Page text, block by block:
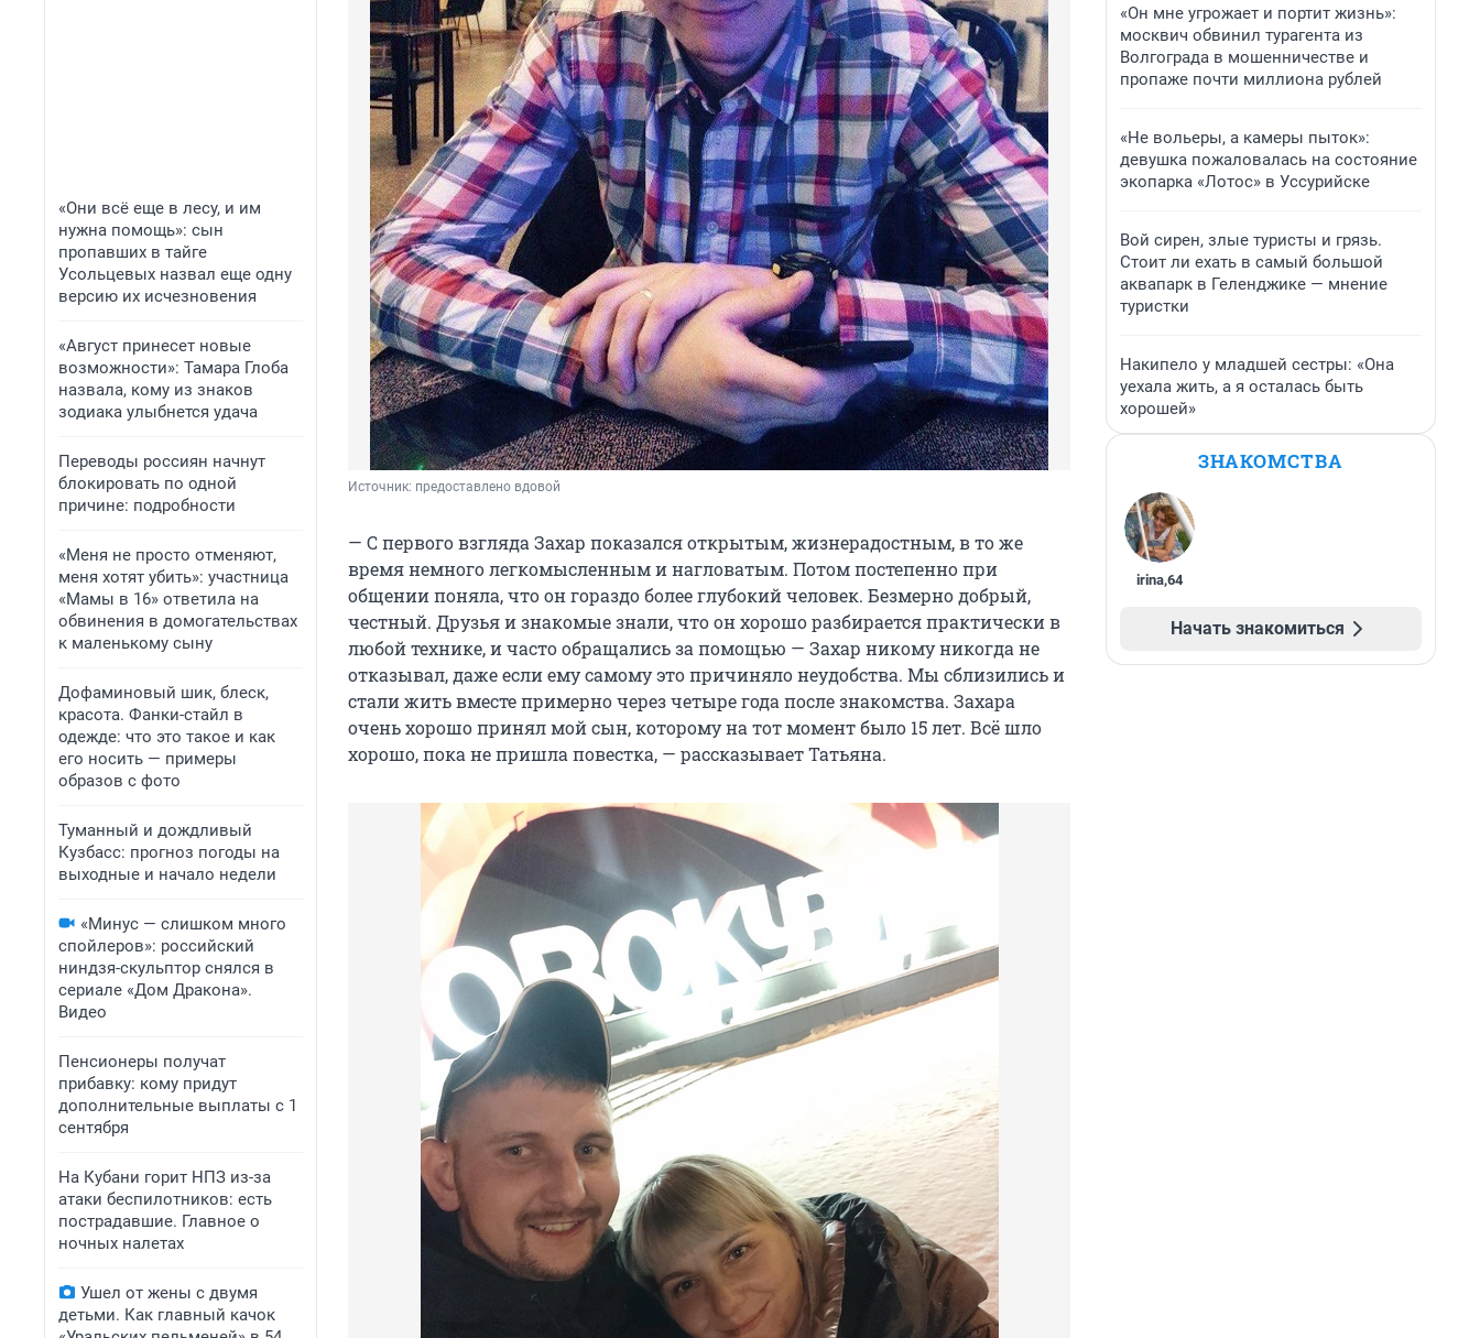
«Они всё еще в лесу, и им
нужна помощь»: сын
пропавших в тайге
Усольцевых назвал еще одну
версию их исчезновения
«Август принесет новые
возможности»: Тамара Глоба
назвала, кому из знаков
зодиака улыбнется удача
Переводы россиян начнут
блокировать по одной
причине: подробности
«Меня не просто отменяют,
меня хотят убить»: участница
«Мамы в 16» ответила на
обвинения в домогательствах
к маленькому сыну
Дофаминовый шик, блеск,
красота. Фанки-стайл в
одежде: что это такое и как
его носить — примеры
образов с фото
Туманный и дождливый
Кузбасс: прогноз погоды на
выходные и начало недели
«Минус — слишком много
спойлеров»: российский
ниндзя-скульптор снялся в
сериале «Дом Дракона».
Видео
Пенсионеры получат
прибавку: кому придут
дополнительные выплаты с 1
сентября
На Кубани горит НПЗ из-за
атаки беспилотников: есть
пострадавшие. Главное о
ночных налетах
Ушел от жены с двумя
детьми. Как главный качок
Источник: предоставлено вдовой
— С первого взгляда Захар показался открытым, жизнерадостным, в то же
время немного легкомысленным и нагловатым. Потом постепенно при
общении поняла, что он гораздо более глубокий человек. Безмерно добрый,
честный. Друзья и знакомые знали, что он хорошо разбирается практически в
любой технике, и часто обращались за помощью — Захар никому никогда не
отказывал, даже если ему самому это причиняло неудобства. Мы сблизились и
стали жить вместе примерно через четыре года после знакомства. Захара
очень хорошо принял мой сын, которому на тот момент было 15 лет. Всё шло
хорошо, пока не пришла повестка, — рассказывает Татьяна.
«Он мне угрожает и портит жизнь»:
москвич обвинил турагента из
Волгограда в мошенничестве и
пропаже почти миллиона рублей
«Не вольеры, а камеры пыток»:
девушка пожаловалась на состояние
экопарка «Лотос» в Уссурийске
Вой сирен, злые туристы и грязь.
Стоит ли ехать в самый большой
аквапарк в Геленджике — мнение
туристки
Накипело у младшей сестры: «Она
уехала жить, а я осталась быть
хорошей»
ЗНАКОМСТВА
irina,64
Начать знакомиться